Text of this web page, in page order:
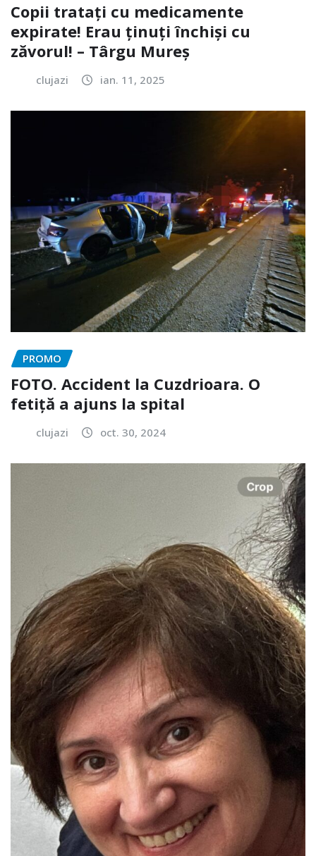
Copii tratați cu medicamente
expirate! Erau ținuți închiși cu
zăvorul! – Târgu Mureș
clujazi ian. 11, 2025
PROMO
FOTO. Accident la Cuzdrioara. O
fetiță a ajuns la spital
clujazi oct. 30, 2024